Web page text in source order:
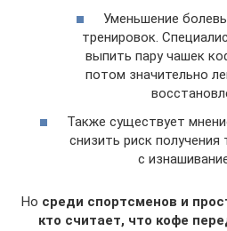
Уменьшение
тренировок.
выпить пару чашек
потом значительно
Также существует
снизить риск
с
Но среди спортсменов и
кто считает, что кофе